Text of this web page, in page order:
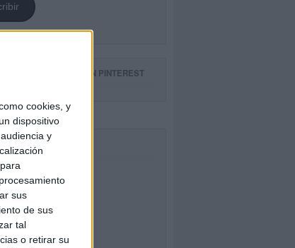
cookies, y
dispositivo
y
sus
de sus
tal
o retirar su
TABLEROS EN PINTEREST